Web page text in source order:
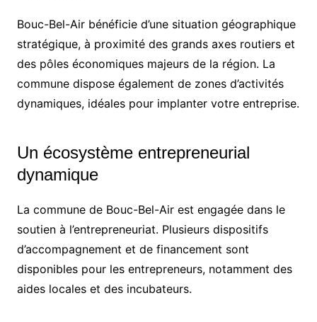
Bouc-Bel-Air bénéficie d’une situation géographique
stratégique, à proximité des grands axes routiers et
des pôles économiques majeurs de la région. La
commune dispose également de zones d’activités
dynamiques, idéales pour implanter votre entreprise.
Un écosystème entrepreneurial
dynamique
La commune de Bouc-Bel-Air est engagée dans le
soutien à l’entrepreneuriat. Plusieurs dispositifs
d’accompagnement et de financement sont
disponibles pour les entrepreneurs, notamment des
aides locales et des incubateurs.